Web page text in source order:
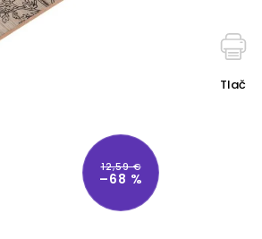
12,59 €
–68 %
Tlač